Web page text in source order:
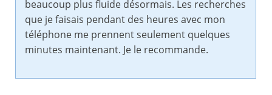
beaucoup plus fluide désormais. Les recherches
que je faisais pendant des heures avec mon
téléphone me prennent seulement quelques
minutes maintenant. Je le recommande.